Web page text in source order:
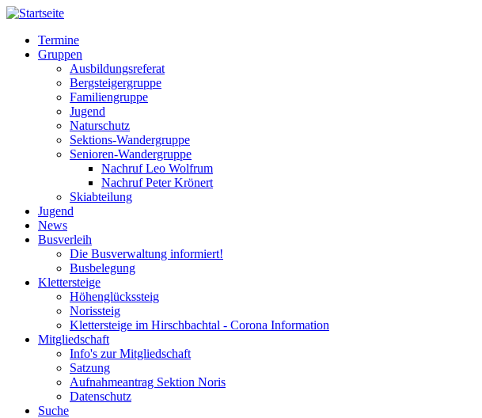
Direkt
Inhalt
Hauptnavigation
Termine
Gruppen
Ausbildungsreferat
Bergsteigergruppe
Familiengruppe
Jugend
Naturschutz
Sektions-Wandergruppe
Senioren-Wandergruppe
Nachruf Leo Wolfrum
Nachruf Peter Krönert
Skiabteilung
Jugend
News
Busverleih
Die Busverwaltung informiert!
Busbelegung
Klettersteige
Höhenglückssteig
Norissteig
Klettersteige im Hirschbachtal - Corona Information
Mitgliedschaft
Info's zur Mitgliedschaft
Satzung
Aufnahmeantrag Sektion Noris
Datenschutz
Suche